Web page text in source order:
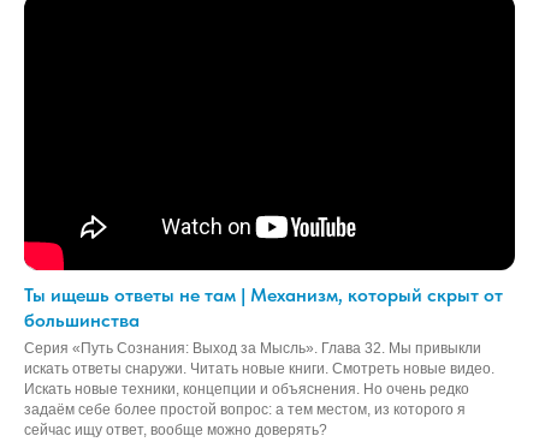
Ты ищешь ответы не там | Механизм, который скрыт от
большинства
Серия «Путь Сознания: Выход за Мысль». Глава 32. Мы привыкли
искать ответы снаружи. Читать новые книги. Смотреть новые видео.
Искать новые техники, концепции и объяснения. Но очень редко
задаём себе более простой вопрос: а тем местом, из которого я
сейчас ищу ответ, вообще можно доверять?